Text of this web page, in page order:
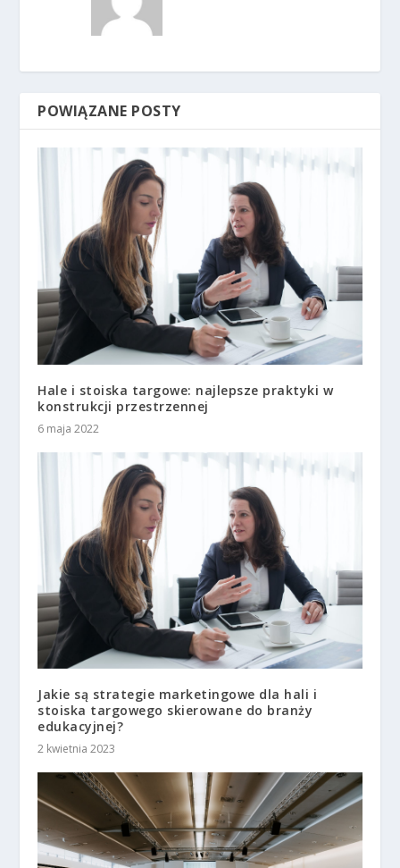
POWIĄZANE POSTY
Hale i stoiska targowe: najlepsze praktyki w
konstrukcji przestrzennej
6 maja 2022
Jakie są strategie marketingowe dla hali i
stoiska targowego skierowane do branży
edukacyjnej?
2 kwietnia 2023